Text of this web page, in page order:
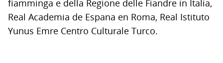
fiamminga e della Regione delle Fiandre in Italia,
Real Academia de Espana en Roma, Real Istituto
Yunus Emre Centro Culturale Turco.